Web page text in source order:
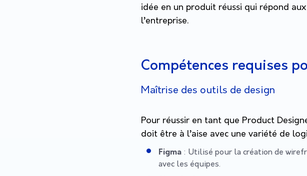
idée en un produit réussi qui répond
l’entreprise.
Compétences requises
Maîtrise des outils de design
Pour réussir en tant que Product
doit être à l’aise avec une variété de
Figma : Utilisé pour la création de
avec les équipes.